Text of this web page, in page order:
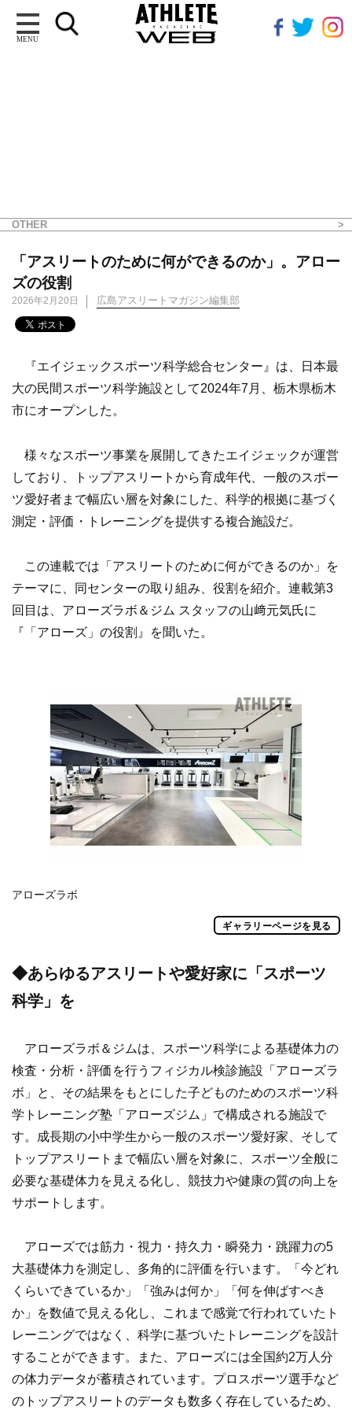
MENU
OTHER
「アスリートのために何ができるのか」。アロー
ズの役割
2026年2月20日 広島アスリートマガジン編集部
『エイジェックスポーツ科学総合センター』は、日本最
大の民間スポーツ科学施設として2024年7月、栃木県栃木
市にオープンした。
様々なスポーツ事業を展開してきたエイジェックが運営
しており、トップアスリートから育成年代、一般のスポー
ツ愛好者まで幅広い層を対象にした、科学的根拠に基づく
測定・評価・トレーニングを提供する複合施設だ。
この連載では「アスリートのために何ができるのか」を
テーマに、同センターの取り組み、役割を紹介。連載第3
回目は、アローズラボ＆ジム スタッフの山﨑元気氏に
『「アローズ」の役割』を聞いた。
アローズラボ
ギャラリーページを見る
◆あらゆるアスリートや愛好家に「スポーツ
科学」を
アローズラボ＆ジムは、スポーツ科学による基礎体力の
検査・分析・評価を行うフィジカル検診施設「アローズラ
ボ」と、その結果をもとにした子どものためのスポーツ科
学トレーニング塾「アローズジム」で構成される施設で
す。成長期の小中学生から一般のスポーツ愛好家、そして
トップアスリートまで幅広い層を対象に、スポーツ全般に
必要な基礎体力を見える化し、競技力や健康の質の向上を
サポートします。
アローズでは筋力・視力・持久力・瞬発力・跳躍力の5
大基礎体力を測定し、多角的に評価を行います。「今どれ
くらいできているか」「強みは何か」「何を伸ばすべき
か」を数値で見える化し、これまで感覚で行われていたト
レーニングではなく、科学に基づいたトレーニングを設計
することができます。また、アローズには全国約2万人分
の体力データが蓄積されています。プロスポーツ選手など
のトップアスリートのデータも数多く存在しているため、